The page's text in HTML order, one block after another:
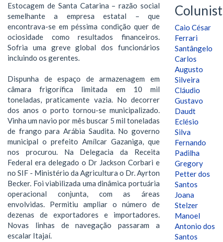
Estocagem de Santa Catarina – razão social
semelhante a empresa estatal – que
encontrava-se em péssima condição quer de
ociosidade como resultados financeiros.
Sofria uma greve global dos funcionários
incluindo os gerentes.
Dispunha de espaço de armazenagem em
câmara frigorífica limitada em 10 mil
toneladas, praticamente vazia. No decorrer
dos anos o porto tornou-se municipalizado.
Vinha um navio por mês buscar 5 mil toneladas
de frango para Arábia Saudita. No governo
municipal o prefeito Amílcar Gazaniga, que
nos procurou. Na Delegacia da Receita
Federal era delegado o Dr Jackson Corbari e
no SIF - Ministério da Agricultura o Dr. Ayrton
Becker. Foi viabilizada uma dinâmica portuária
operacional conjunta, com as áreas
envolvidas. Permitiu ampliar o número de
dezenas de exportadores e importadores.
Novas linhas de navegação passaram a
escalar Itajaí.
Caio César
Ferrari
Santângelo
Carlos
Augusto
Silveira
Cláudio
Gustavo
Daudt
Eclésio
Silva
Fernando
Padilha
Gregory
Petter dos
Santos
Joana
Stelzer
Manoel
Antonio dos
Santos